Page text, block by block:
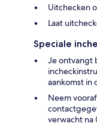
Uitchecken
Laat
Speciale
Je ontvangt
aankomst in
Neem
verwacht na